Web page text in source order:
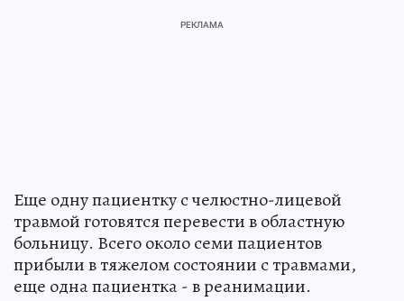
Еще одну пациентку с челюстно-лицевой
травмой готовятся перевести в областную
больницу. Всего около семи пациентов
прибыли в тяжелом состоянии с травмами,
еще одна пациентка - в реанимации.